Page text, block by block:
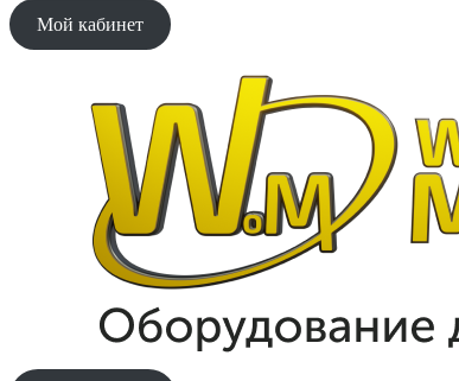
Мой кабинет